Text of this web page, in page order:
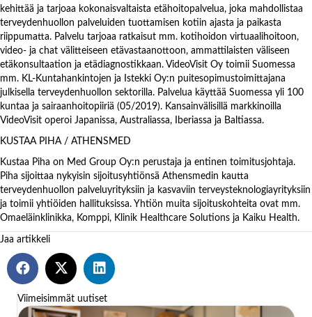
kehittää ja tarjoaa kokonaisvaltaista etähoitopalvelua, joka mahdollistaa
terveydenhuollon palveluiden tuottamisen kotiin ajasta ja paikasta
riippumatta. Palvelu tarjoaa ratkaisut mm. kotihoidon virtuaalihoitoon,
video- ja chat välitteiseen etävastaanottoon, ammattilaisten väliseen
etäkonsultaation ja etädiagnostikkaan. VideoVisit Oy toimii Suomessa
mm. KL-Kuntahankintojen ja Istekki Oy:n puitesopimustoimittajana
julkisella terveydenhuollon sektorilla. Palvelua käyttää Suomessa yli 100
kuntaa ja sairaanhoitopiiriä (05/2019). Kansainvälisillä markkinoilla
VideoVisit operoi Japanissa, Australiassa, Iberiassa ja Baltiassa.
KUSTAA PIHA / ATHENSMED
Kustaa Piha on Med Group Oy:n perustaja ja entinen toimitusjohtaja.
Piha sijoittaa nykyisin sijoitusyhtiönsä Athensmedin kautta
terveydenhuollon palveluyrityksiin ja kasvaviin terveysteknologiayrityksiin
ja toimii yhtiöiden hallituksissa. Yhtiön muita sijoituskohteita ovat mm.
Omaeläinklinikka, Komppi, Klinik Healthcare Solutions ja Kaiku Health.
Jaa artikkeli
Viimeisimmät uutiset